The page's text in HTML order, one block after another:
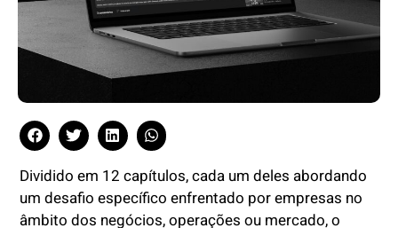
Dividido em 12 capítulos, cada um deles abordando
um desafio específico enfrentado por empresas no
âmbito dos negócios, operações ou mercado, o